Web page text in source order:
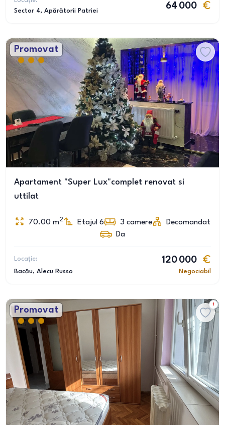
Sector 4, Apărătorii Patriei
64 000
Promovat
Apartament "Super Lux"complet renovat si
uttilat
70.00 m2 Etajul 6 3 camere
Decomandat
Da
Locație:
Bacău, Alecu Russo
120 000
Negociabil
Promovat
1